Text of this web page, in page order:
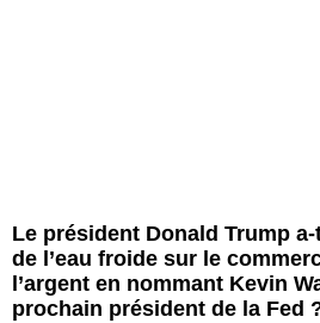
Le président Donald Trump
de l’eau froide sur le
l’argent en nommant Kevin
prochain président de la Fed